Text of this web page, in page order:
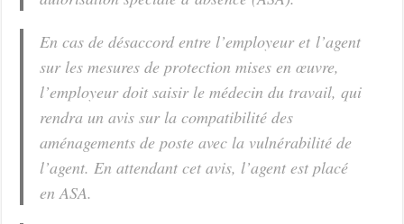
En cas de désaccord entre l’employeur et l’agent
sur les mesures de protection mises en œuvre,
l’employeur doit saisir le médecin du travail, qui
rendra un avis sur la compatibilité des
aménagements de poste avec la vulnérabilité de
l’agent. En attendant cet avis, l’agent est placé
en ASA.